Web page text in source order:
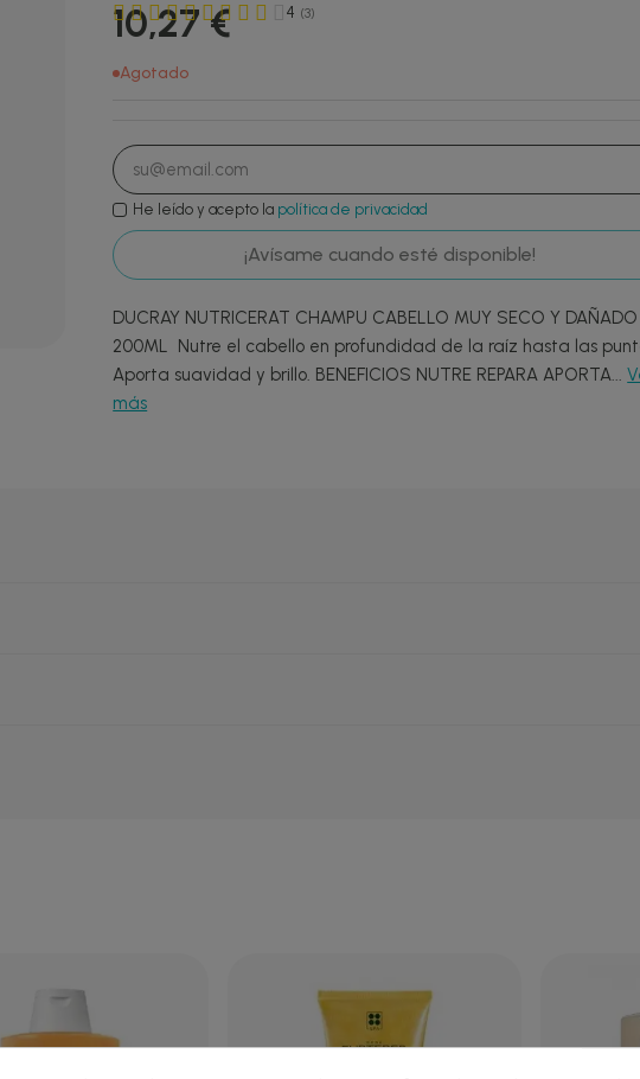
10,27 € 4 (3)
Agotado
He leído y acepto la política de privacidad
¡Avísame cuando esté disponible!
DUCRAY NUTRICERAT CHAMPU CABELLO MUY SECO Y DAÑADO
200ML Nutre el cabello en profundidad de la raíz hasta las
Aporta suavidad y brillo. BENEFICIOS NUTRE REPARA APORTA...
más